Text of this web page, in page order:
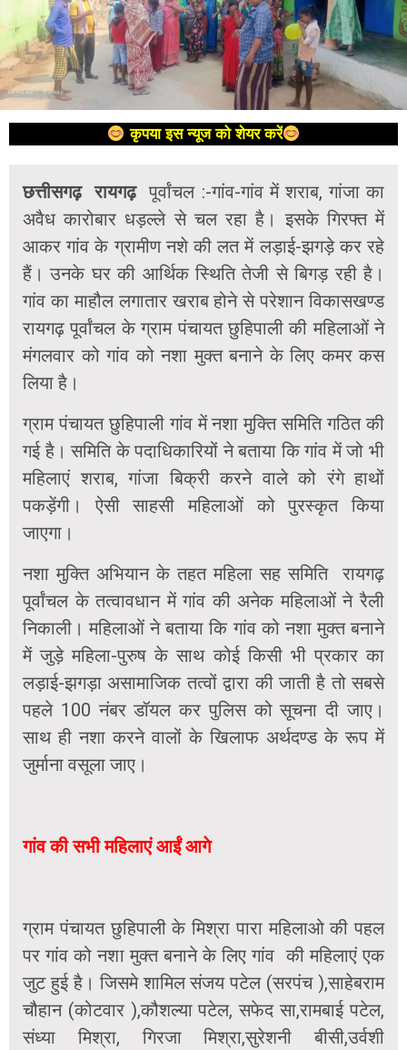
कृपया इस न्यूज को शेयर करें
छत्तीसगढ़ रायगढ़पूर्वांचल :-गांव-गांव में शराब, गांजा का
अवैध कारोबार धड़ल्ले से चल रहा है। इसके गिरफ्त में
आकर गांव के ग्रामीण नशे की लत में लड़ाई-झगड़े कर रहे
हैं। उनके घर की आर्थिक स्थिति तेजी से बिगड़ रही है।
गांव का माहौल लगातार खराब होने से परेशान विकासखण्ड
रायगढ़ पूर्वांचल के ग्राम पंचायत छुहिपाली की महिलाओं ने
मंगलवार को गांव को नशा मुक्त बनाने के लिए कमर कस
लिया है।
ग्राम पंचायत छुहिपाली गांव में नशा मुक्ति समिति गठित की
गई है। समिति के पदाधिकारियों ने बताया कि गांव में जो भी
महिलाएं शराब, गांजा बिक्री करने वाले को रंगे हाथों
पकड़ेंगी। ऐसी साहसी महिलाओं को पुरस्कृत किया
जाएगा।
नशा मुक्ति अभियान के तहत महिला सह समिति रायगढ़
पूर्वांचल के तत्वावधान में गांव की अनेक महिलाओं ने रैली
निकाली। महिलाओं ने बताया कि गांव को नशा मुक्त बनाने
में जुड़े महिला-पुरुष के साथ कोई किसी भी प्रकार का
लड़ाई-झगड़ा असामाजिक तत्वों द्वारा की जाती है तो सबसे
पहले 100 नंबर डॉयल कर पुलिस को सूचना दी जाए।
साथ ही नशा करने वालों के खिलाफ अर्थदण्ड के रूप में
जुर्माना वसूला जाए।
गांव की सभी महिलाएं आईं आगे
ग्राम पंचायत छुहिपाली के मिश्रा पारा महिलाओ की पहल
पर गांव को नशा मुक्त बनाने के लिए गांव की महिलाएं एक
जुट हुई है। जिसमे शामिल संजय पटेल (सरपंच ),साहेबराम
चौहान (कोटवार ),कौशल्या पटेल, सफेद सा,रामबाई पटेल,
संध्या मिश्रा, गिरजा मिश्रा,सुरेशनी बीसी,उर्वशी